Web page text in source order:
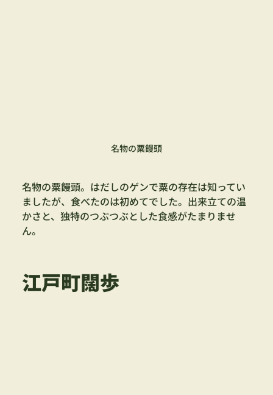
名物の粟饅頭
名物の粟饅頭。はだしのゲンで粟の存在は知ってい
ましたが、食べたのは初めてでした。出来立ての温
かさと、独特のつぶつぶとした食感がたまりませ
ん。
江戸町闊歩